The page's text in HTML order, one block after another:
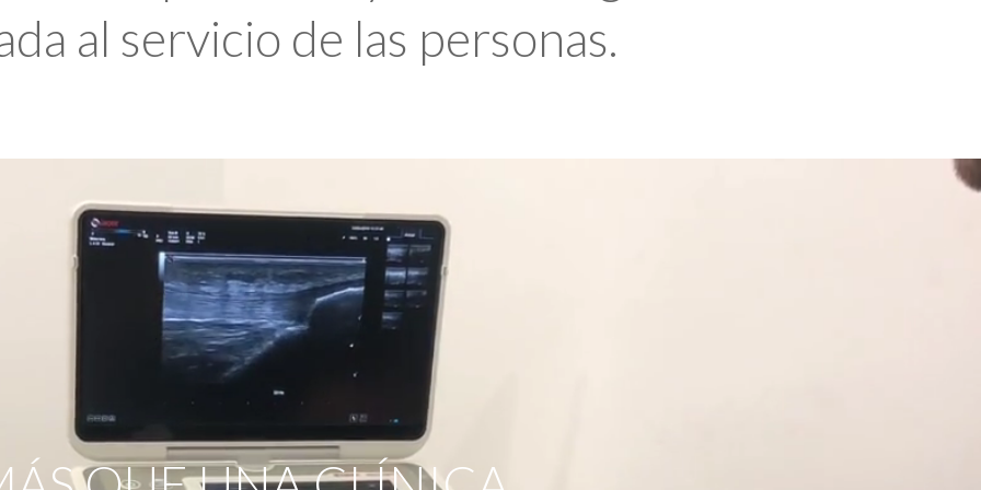
al servicio de las personas.